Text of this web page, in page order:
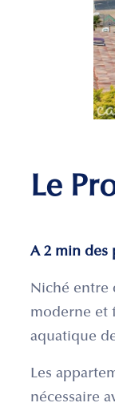
Le
A 2 min des
Niché entre
moderne et
aquatique
Les
nécessaire